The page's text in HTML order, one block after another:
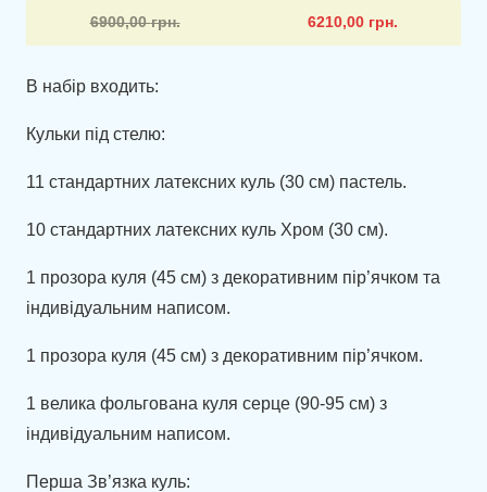
6900,00грн.
Оригінальна
ціна:
6900,00 грн..
6210,00 грн.
Поточна
ціна:
6210,00 грн..
В набір входить:
Кульки під стелю:
11 стандартних латексних куль (30 см) пастель.
10 стандартних латексних куль Хром (30 см).
1 прозора куля (45 см) з декоративним пір’ячком та
індивідуальним написом.
1 прозора куля (45 см) з декоративним пір’ячком.
1 велика фольгована куля серце (90-95 см) з
індивідуальним написом.
Перша Зв’язка куль: